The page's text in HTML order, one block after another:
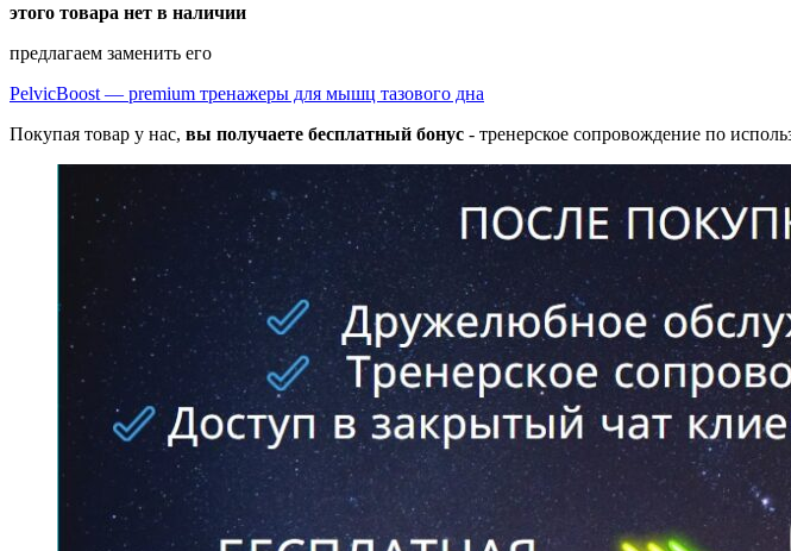
этого товара нет в наличии
предлагаем заменить его
PelvicBoost — premium тренажеры для мышц тазового дна
Покупая товар у нас, вы получаете бесплатный бонус - тренерское сопровождение по